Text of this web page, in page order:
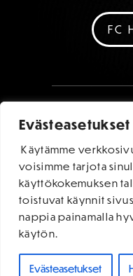
Evästeasetukset
Käytämme
voisimme tarjota
käyttökokemuksen
toistuvat käynnit
nappia painamalla
käytön.
Evästeasetukset
FC